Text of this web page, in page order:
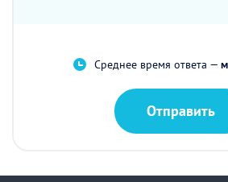
Среднее время ответа —
Отправить